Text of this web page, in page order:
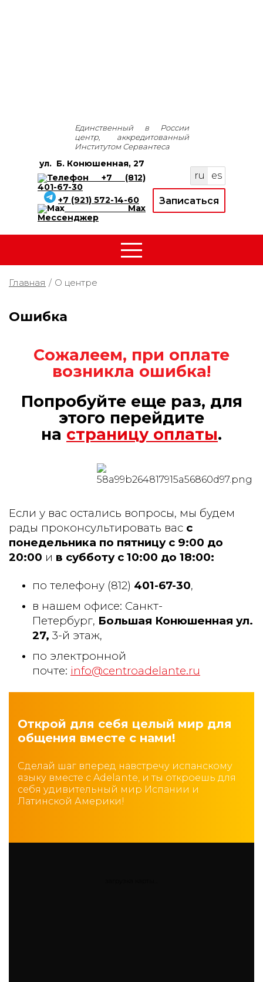
Единственный в России
центр, аккредитованный
Институтом Сервантеса
ул. Б. Конюшенная, 27
+7 (812)
401-67-30
+7 (921) 572-14-60
Max
Мессенджер
ru es
Записаться
Главная / О центре
Ошибка
Сожалеем, при оплате
возникла ошибка!
Попробуйте еще раз, для
этого перейдите
на страницу оплаты.
Если у вас остались вопросы, мы будем
рады проконсультировать вас с
понедельника по пятницу с 9:00 до
20:00 и в субботу с 10:00 до 18:00:
по телефону (812) 401-67-30,
в нашем офисе: Санкт-
Петербург, Большая Конюшенная ул.
27, 3-й этаж,
по электронной
почте: info@centroadelante.ru
Открой для себя целый мир для
общения вместе с нами!
Сделай шаг вперед навстречу испанскому
языку вместе с Adelante, и ты откроешь для
себя удивительный мир Испании и
Латинской Америки!